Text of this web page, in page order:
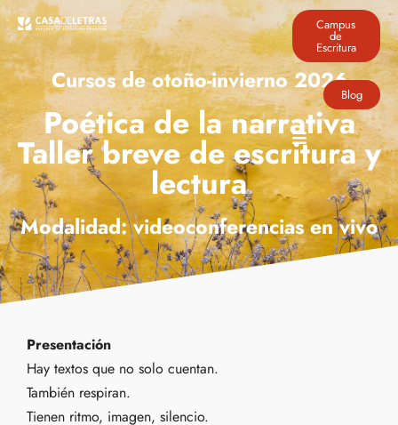
Campus
de
Escritura
Blog
Cursos de otoño-invierno 2026
Poética de la narrativa
Taller breve de escritura y
lectura
Modalidad: videoconferencias en vivo
Presentación
Hay textos que no solo cuentan.
También respiran.
Tienen ritmo, imagen, silencio.